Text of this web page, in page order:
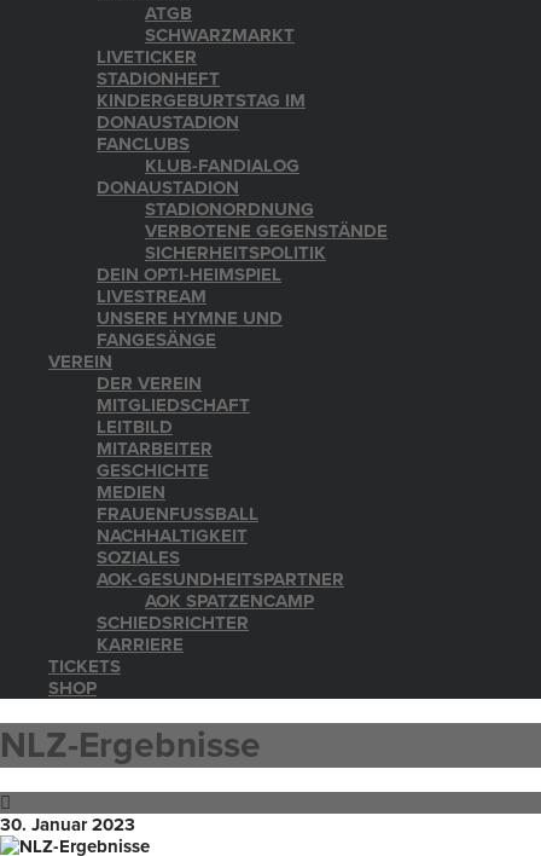
ATGB
SCHWARZMARKT
LIVETICKER
STADIONHEFT
KINDERGEBURTSTAG IM
DONAUSTADION
FANCLUBS
KLUB-FANDIALOG
DONAUSTADION
STADIONORDNUNG
VERBOTENE GEGENSTÄNDE
SICHERHEITSPOLITIK
DEIN OPTI-HEIMSPIEL
LIVESTREAM
UNSERE HYMNE UND
FANGESÄNGE
VEREIN
DER VEREIN
MITGLIEDSCHAFT
LEITBILD
MITARBEITER
GESCHICHTE
MEDIEN
FRAUENFUSSBALL
NACHHALTIGKEIT
SOZIALES
AOK-GESUNDHEITSPARTNER
AOK SPATZENCAMP
SCHIEDSRICHTER
KARRIERE
TICKETS
SHOP
NLZ-Ergebnisse
30. Januar 2023